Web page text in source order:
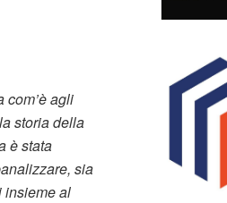
com’è agli
storia della
è stata
sia
insieme al